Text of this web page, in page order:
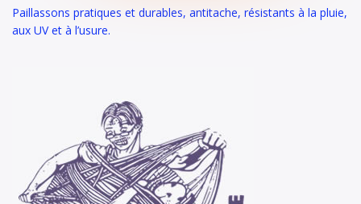
Paillassons pratiques et durables, antitache, résistants à la pluie,
aux UV et à l’usure.